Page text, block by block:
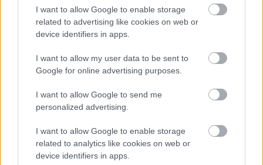
I want to allow Google to enable storage
related to advertising like cookies on web or
device identifiers in apps.
I want to allow my user data to be sent to
Google for online advertising purposes.
I want to allow Google to send me
personalized advertising.
I want to allow Google to enable storage
related to analytics like cookies on web or
device identifiers in apps.
Az amerikai istálló egy közleményben árulta el
csütörtök este, hogy el fognak tűnni az Uralkali
napjára, a cég logóit pedig eltávolították azóta a
valamint Nyikita Mazepin sisakjáról is eltűnt az
EZEKET IS AJÁNLJUK